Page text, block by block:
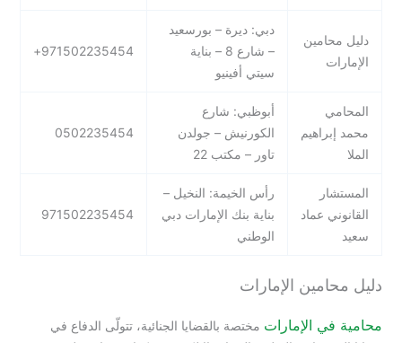
دليل محامين
الإمارات
دبي: ديرة – بورسعيد
– شارع 8 – بناية
سيتي أفينيو
971502235454+
المحامي
محمد إبراهيم
الملا
أبوظبي: شارع
الكورنيش – جولدن
تاور – مكتب 22
0502235454
المستشار
القانوني عماد
سعيد
رأس الخيمة: النخيل –
بناية بنك الإمارات دبي
الوطني
971502235454
دليل محامين الإمارات
محامية في الإمارات مختصة بالقضايا الجنائية، تتولّى الدفاع في